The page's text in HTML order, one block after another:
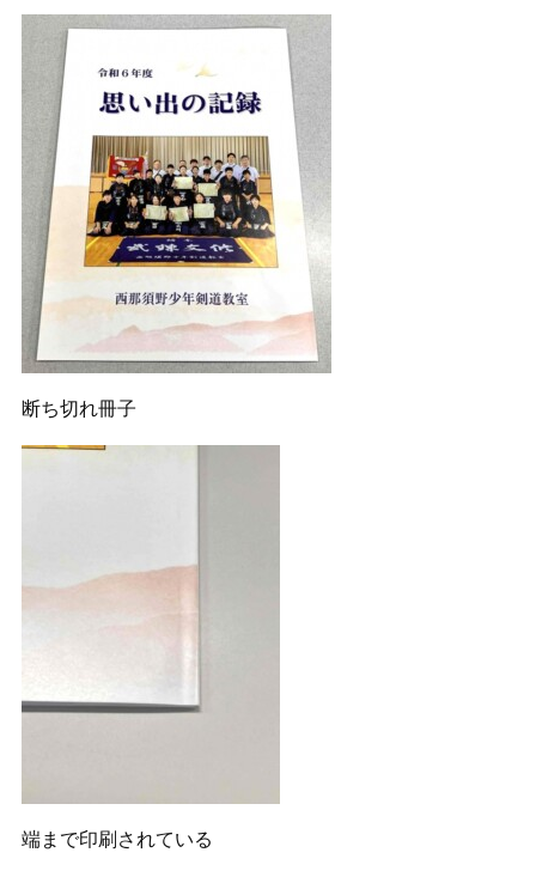
断ち切れ冊子
端まで印刷されている